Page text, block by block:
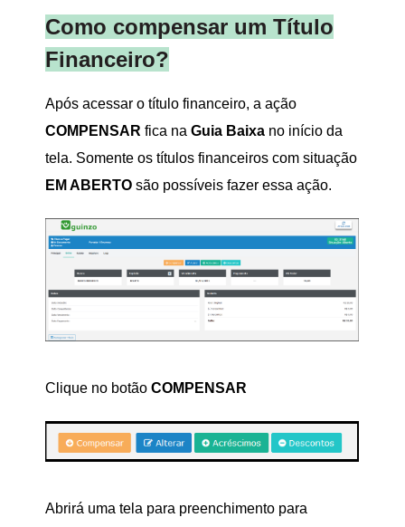
Como compensar um Título
Financeiro?
Após acessar o título financeiro, a ação
COMPENSAR fica na Guia Baixa no início da
tela. Somente os títulos financeiros com situação
EM ABERTO são possíveis fazer essa ação.
Clique no botão COMPENSAR
Abrirá uma tela para preenchimento para